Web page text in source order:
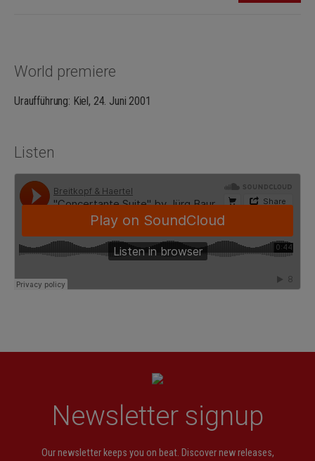
World premiere
Uraufführung: Kiel, 24. Juni 2001
Listen
Newsletter signup
Our newsletter keeps you on beat. Discover new releases,